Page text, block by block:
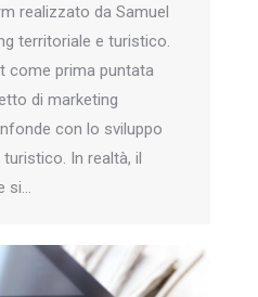
realizzato da Samuel
territoriale e turistico.
come prima puntata
di marketing
con lo sviluppo
In realtà, il